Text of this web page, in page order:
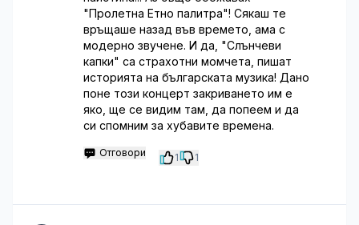
"Пролетна Етно палитра"! Сякаш те
връщаше назад във времето, ама с
модерно звучене. И да, "Слънчеви
капки" са страхотни момчета, пишат
историята на българската музика! Дано
поне този концерт закриването им е
яко, ще се видим там, да попеем и да
си спомним за хубавите времена.
Отговори 1 1